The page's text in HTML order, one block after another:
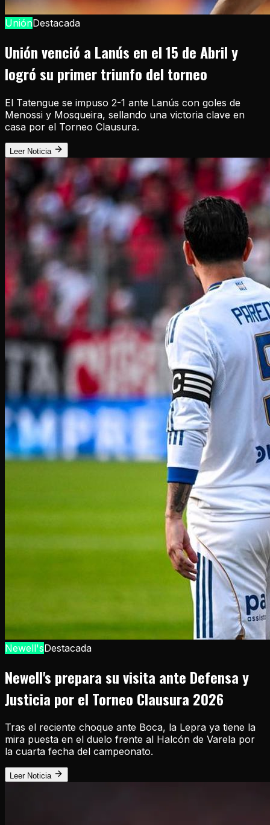
UniónDestacada
Unión venció a Lanús en el 15 de Abril y
logró su primer triunfo del torneo
El Tatengue se impuso 2-1 ante Lanús con goles de
Menossi y Mosqueira, sellando una victoria clave en
casa por el Torneo Clausura.
Leer Noticia
Newell'sDestacada
Newell's prepara su visita ante Defensa y
Justicia por el Torneo Clausura 2026
Tras el reciente choque ante Boca, la Lepra ya tiene la
mira puesta en el duelo frente al Halcón de Varela por
la cuarta fecha del campeonato.
Leer Noticia